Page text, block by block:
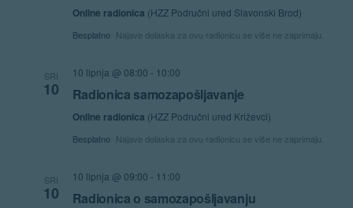
Online radionica (HZZ Područni ured Slavonski Brod)
Besplatno Najave dolaska za ovu radionicu se više ne zaprimaju.
SRI
10
10 lipnja @ 08:00 - 10:00
Radionica samozapošljavanje
Online radionica (HZZ Područni ured Križevci)
Besplatno Najave dolaska za ovu radionicu se više ne zaprimaju.
SRI
10
10 lipnja @ 09:00 - 11:00
Radionica o samozapošljavanju